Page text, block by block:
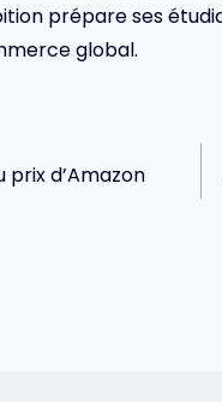
prépare ses
global.
prix d’Amazon